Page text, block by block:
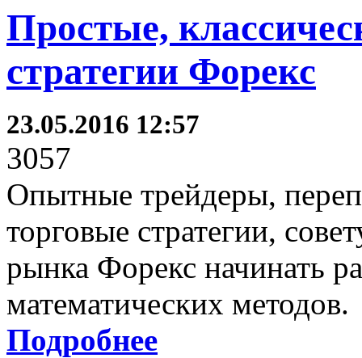
Простые,
стратегии Форекс
23.05.2016 12:57
3057
Опытные трейдеры,
торговые стратегии,
рынка Форекс начинать
математических методов.
Подробнее